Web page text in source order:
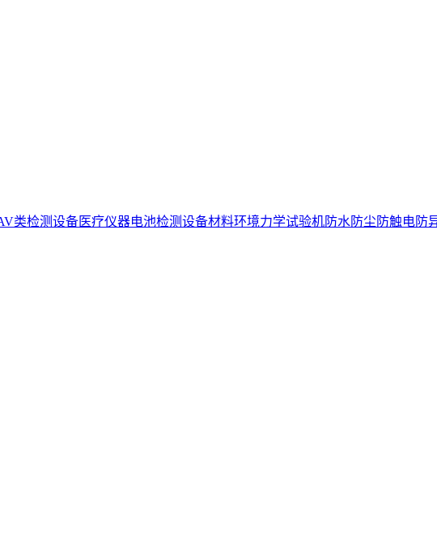
类检测设备医疗仪器电池检测设备材料环境力学试验机防水防尘防触电防